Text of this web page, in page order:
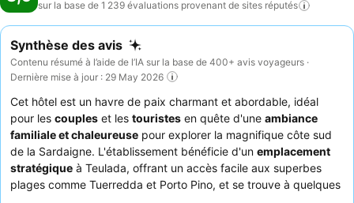
sur la base de 1 239 évaluations provenant de sites réputés
Synthèse des avis
Contenu résumé à l’aide de l’IA sur la base de 400+ avis voyageurs ·
Dernière mise à jour : 29 May 2026
Cet hôtel est un havre de paix charmant et abordable, idéal
pour les couples et les touristes en quête d'une ambiance
familiale et chaleureuse pour explorer la magnifique côte sud
de la Sardaigne. L'établissement bénéficie d'un emplacement
stratégique à Teulada, offrant un accès facile aux superbes
plages comme Tuerredda et Porto Pino, et se trouve à quelques